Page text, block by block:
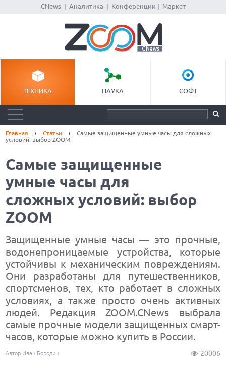
CNews| Аналитика Конференции Маркет
ТЕХНИКА НАУКА СОФТ
Главная Статьи
Самые защищенные умные часы для сложных
условий: выбор ZOOM
Самые защищенные
умные часы для
сложных условий: выбор
ZOOM
Защищенные умные часы — это прочные,
водонепроницаемые устройства, которые
устойчивы к механическим повреждениям.
Они разработаны для путешественников,
спортсменов, тех, кто работает в сложных
условиях, а также просто очень активных
людей. Редакция ZOOM.CNews выбрала
самые прочные модели защищенных смарт-
часов, которые можно купить в России.
Автор Иван Бородин 20006